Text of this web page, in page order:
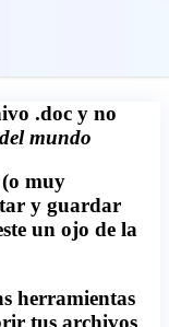
.doc y no
mundo
muy
y guardar
un ojo de la
herramientas
tus archivos